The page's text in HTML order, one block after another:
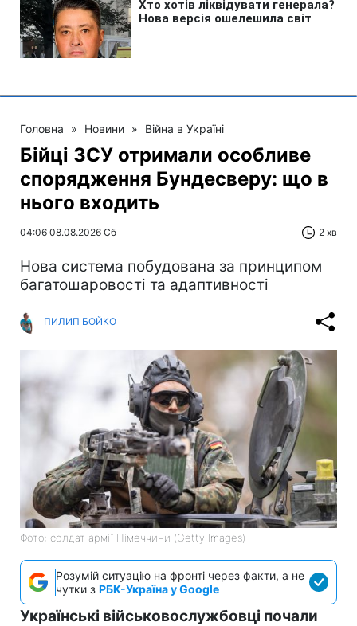
Головна » Новини » Війна в Україні
Бійці ЗСУ отримали особливе
спорядження Бундесверу: що в
нього входить
04:06 08.08.2026 Сб 2 хв
Нова система побудована за принципом
багатошаровості та адаптивності
ПИЛИП БОЙКО
Фото: солдат армії Німеччини (Getty Images)
Розумій ситуацію на фронті через факти, а не
чутки з РБК-Україна у Google
Українські військовослужбовці почали